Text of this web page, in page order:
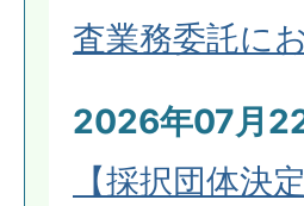
査業務委託に
2026年07月
【採択団体決